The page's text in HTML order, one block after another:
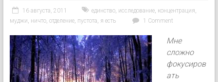
16 августа, 2011 единство, исследование, концентрация,
муджи, ничто, отделение, пустота, я есть 1 Comment
Мне
сложно
фокусиров
ать